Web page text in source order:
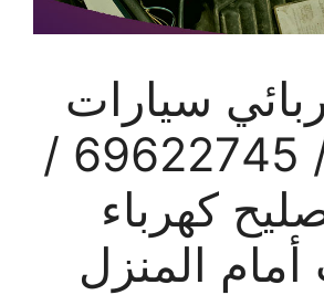
سيارات
الواحة / 69622745 /
كهرباء
المنزل